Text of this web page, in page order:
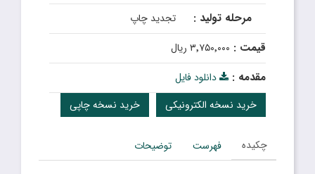
مرحله تولید : تجدید چاپ
قیمت : ۳٬۷۵۰٬۰۰۰ ریال
مقدمه :
دانلود فایل
خرید نسخه چاپی
خرید نسخه الکترونیکی
چکیده فهرست توضیحات